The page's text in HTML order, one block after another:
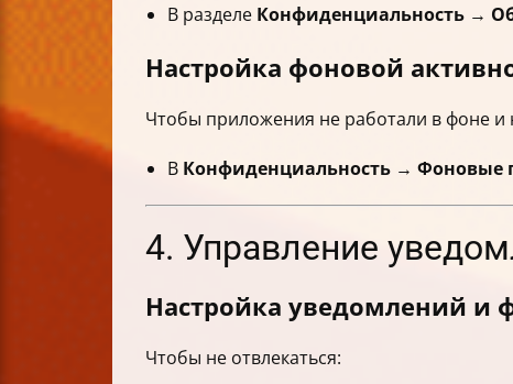
В разделе Конфиденциальность →
Настройка фоновой
Чтобы приложения не работали в фоне и
В Конфиденциальность → Фоновые
4. Управление
Настройка уведомлений и
Чтобы не отвлекаться: